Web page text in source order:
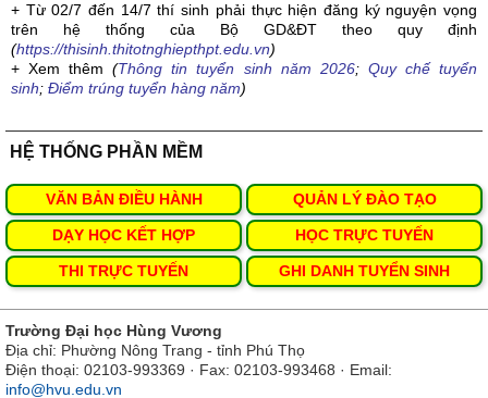
+ Từ 02/7 đến 14/7 thí sinh phải thực hiện đăng ký nguyện vọng
trên hệ thống của Bộ GD&ĐT theo quy định
(https://thisinh.thitotnghiepthpt.edu.vn)
+ Xem thêm(Thông tin tuyển sinh năm 2026; Quy chế tuyển
sinh; Điểm trúng tuyển hàng năm)
HỆ THỐNG PHẦN MỀM
VĂN BẢN ĐIỀU HÀNH QUẢN LÝ ĐÀO TẠO
DẠY HỌC KẾT HỢP HỌC TRỰC TUYẾN
THI TRỰC TUYẾN GHI DANH TUYỂN SINH
Trường Đại học Hùng Vương
Địa chỉ: Phường Nông Trang - tỉnh Phú Thọ
Điện thoại: 02103-993369 · Fax: 02103-993468 · Email:
info@hvu.edu.vn